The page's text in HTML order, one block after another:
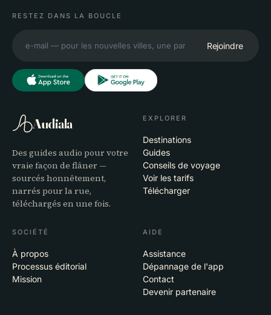
RESTEZ DANS LA BOUCLE
Rejoindre
Audiala
Des guides audio pour votre
vraie façon de flâner —
sourcés honnêtement,
narrés pour la rue,
téléchargés en une fois.
EXPLORER
Destinations
Guides
Conseils de voyage
Voir les tarifs
Télécharger
SOCIÉTÉ
À propos
Processus éditorial
Mission
AIDE
Assistance
Dépannage de l'app
Contact
Devenir partenaire